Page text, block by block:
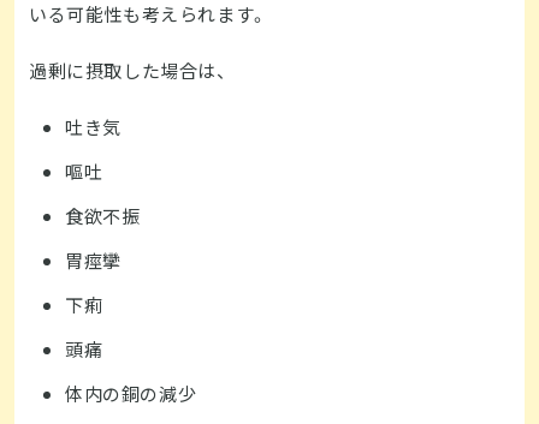
いる可能性も考えられます。
過剰に摂取した場合は、
吐き気
嘔吐
食欲不振
胃痙攣
下痢
頭痛
体内の銅の減少